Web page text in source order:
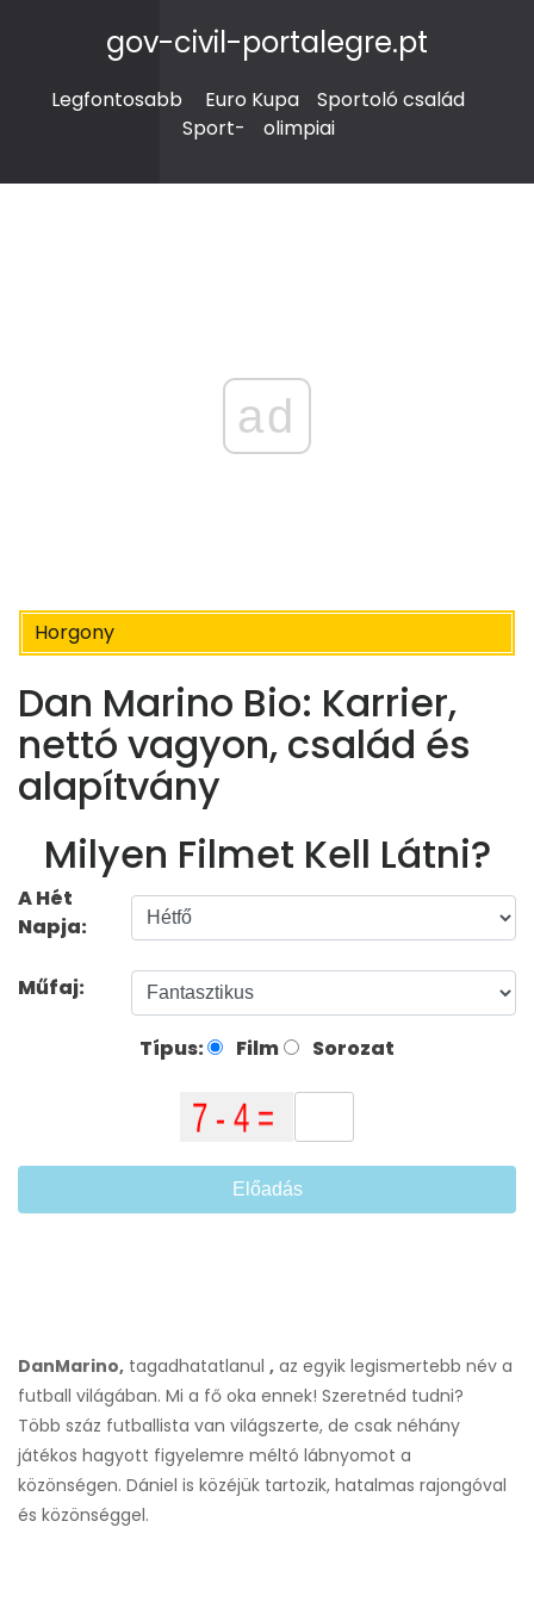
gov-civil-portalegre.pt
Legfontosabb Euro Kupa
Sportoló család
Sport-
olimpiai
ad
Horgony
Dan Marino Bio: Karrier,
nettó vagyon, család és
alapítvány
Milyen Filmet Kell Látni?
A Hét
Napja:
Műfaj:
Típus: Film Sorozat
Előadás
DanMarino, tagadhatatlanul , az egyik legismertebb név a
futball világában. Mi a fő oka ennek! Szeretnéd tudni?
Több száz futballista van világszerte, de csak néhány
játékos hagyott figyelemre méltó lábnyomot a
közönségen. Dániel is közéjük tartozik, hatalmas rajongóval
és közönséggel.